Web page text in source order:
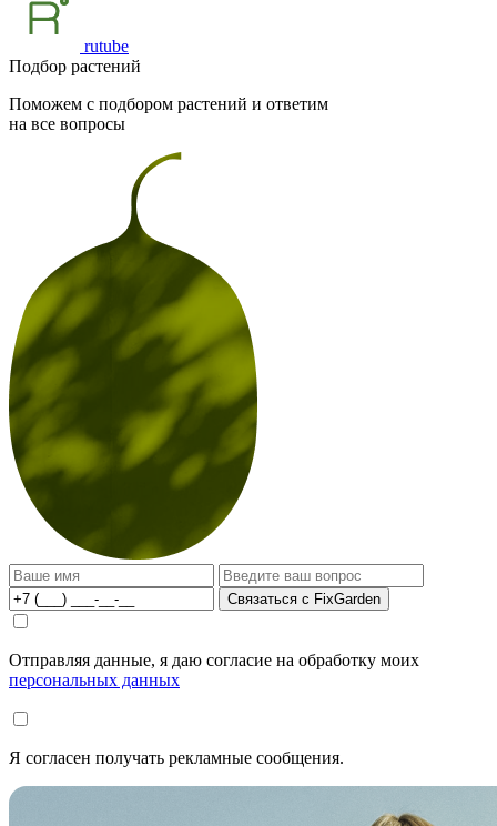
rutube
Подбор растений
Поможем с подбором растений и ответим
на все вопросы
Связаться с FixGarden
Отправляя данные, я даю согласие на обработку моих
персональных данных
Я согласен получать рекламные сообщения.